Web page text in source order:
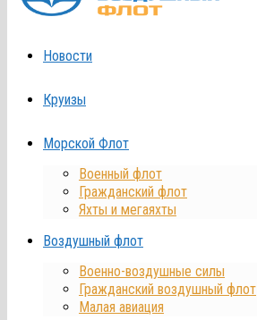
Новости
Круизы
Морской Флот
Военный флот
Гражданский флот
Яхты и мегаяхты
Воздушный флот
Военно-воздушные силы
Гражданский воздушный флот
Малая авиация